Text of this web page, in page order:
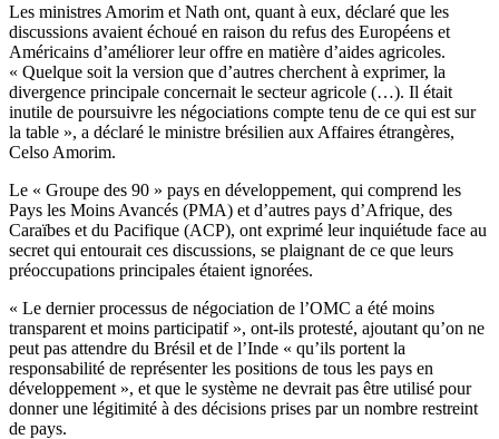
Les ministres Amorim et Nath ont, quant à eux, déclaré que les
discussions avaient échoué en raison du refus des Européens et
Américains d’améliorer leur offre en matière d’aides agricoles.
« Quelque soit la version que d’autres cherchent à exprimer, la
divergence principale concernait le secteur agricole (…). Il était
inutile de poursuivre les négociations compte tenu de ce qui est sur
la table », a déclaré le ministre brésilien aux Affaires étrangères,
Celso Amorim.
Le « Groupe des 90 » pays en développement, qui comprend les
Pays les Moins Avancés (PMA) et d’autres pays d’Afrique, des
Caraïbes et du Pacifique (ACP), ont exprimé leur inquiétude face au
secret qui entourait ces discussions, se plaignant de ce que leurs
préoccupations principales étaient ignorées.
« Le dernier processus de négociation de l’OMC a été moins
transparent et moins participatif », ont-ils protesté, ajoutant qu’on ne
peut pas attendre du Brésil et de l’Inde « qu’ils portent la
responsabilité de représenter les positions de tous les pays en
développement », et que le système ne devrait pas être utilisé pour
donner une légitimité à des décisions prises par un nombre restreint
de pays.